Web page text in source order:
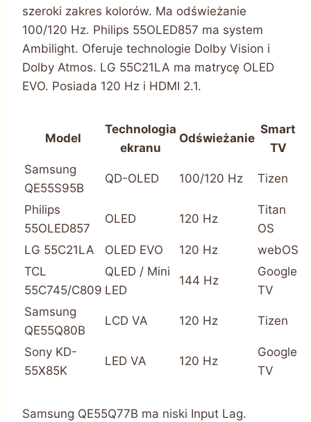
szeroki zakres kolorów. Ma odświeżanie
100/120 Hz. Philips 55OLED857 ma system
Ambilight. Oferuje technologie Dolby Vision i
Dolby Atmos. LG 55C21LA ma matrycę OLED
EVO. Posiada 120 Hz i HDMI 2.1.
Model
Technologia
ekranu
Odświeżanie
Smart
TV
Samsung
QE55S95B
QD-OLED 100/120 Hz Tizen
Philips
55OLED857
OLED 120 Hz
Titan
OS
LG 55C21LA
OLED EVO 120 Hz
webOS
TCL
55C745/C809
QLED / Mini
LED
144 Hz
Google
TV
Samsung
QE55Q80B
LCD VA 120 Hz Tizen
Sony KD-
55X85K
LED VA 120 Hz
Google
TV
Samsung QE55Q77B ma niski Input Lag.